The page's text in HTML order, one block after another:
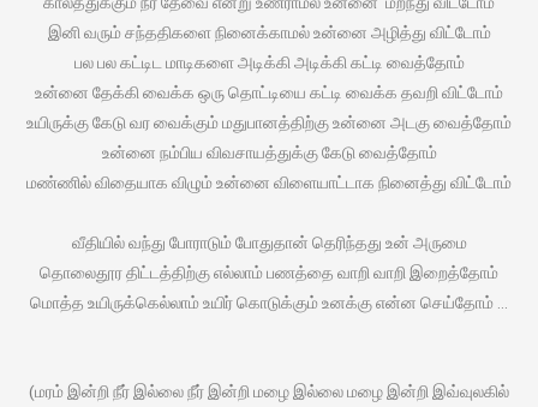
இனி வரும் சந்ததிகளை நினைக்காமல் உன்னை அழித்து விட்டோம்
பல பல கட்டிட மாடிகளை அடிக்கி அடிக்கி கட்டி வைத்தோம்
உன்னை தேக்கி வைக்க ஒரு தொட்டியை கட்டி வைக்க தவறி விட்டோம்
உயிருக்கு கேடு வர வைக்கும் மதுபானத்திற்கு உன்னை அடகு வைத்தோம்
உன்னை நம்பிய விவசாயத்துக்கு கேடு வைத்தோம்
மண்ணில் விதையாக விழும் உன்னை விளையாட்டாக நினைத்து விட்டோம்
வீதியில் வந்து போராடும் போதுதான் தெரிந்தது உன் அருமை
தொலைதூர திட்டத்திற்கு எல்லாம் பணத்தை வாறி வாறி இறைத்தோம்
மொத்த உயிருக்கெல்லாம் உயிர் கொடுக்கும் உனக்கு என்ன செய்தோம் …
(மரம் இன்றி நீர் இல்லை நீர் இன்றி மழை இல்லை மழை இன்றி இவ்வுலகில்